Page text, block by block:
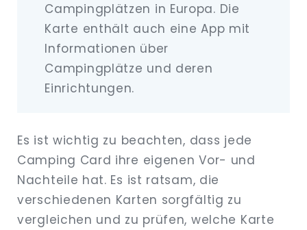
Campingplätzen in Europa. Die
Karte enthält auch eine App mit
Informationen über
Campingplätze und deren
Einrichtungen.
Es ist wichtig zu beachten, dass jede
Camping Card ihre eigenen Vor- und
Nachteile hat. Es ist ratsam, die
verschiedenen Karten sorgfältig zu
vergleichen und zu prüfen, welche Karte